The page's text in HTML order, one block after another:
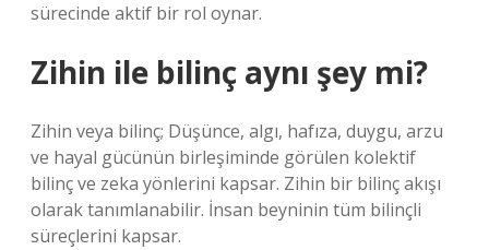
sürecinde aktif bir rol oynar.
Zihin ile bilinç aynı şey mi?
Zihin veya bilinç; Düşünce, algı, hafıza, duygu, arzu
ve hayal gücünün birleşiminde görülen kolektif
bilinç ve zeka yönlerini kapsar. Zihin bir bilinç akışı
olarak tanımlanabilir. İnsan beyninin tüm bilinçli
süreçlerini kapsar.